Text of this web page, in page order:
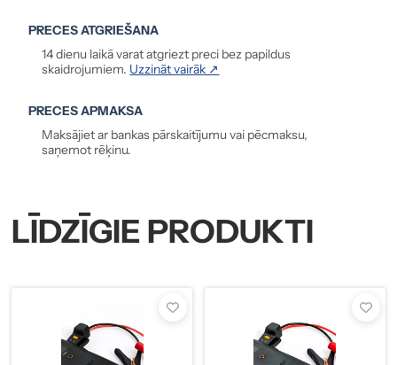
PRECES ATGRIEŠANA
14 dienu laikā varat atgriezt preci bez papildus
skaidrojumiem. Uzzināt vairāk ↗
PRECES APMAKSA
Maksājiet ar bankas pārskaitījumu vai pēcmaksu,
saņemot rēķinu.
LĪDZĪGIE PRODUKTI